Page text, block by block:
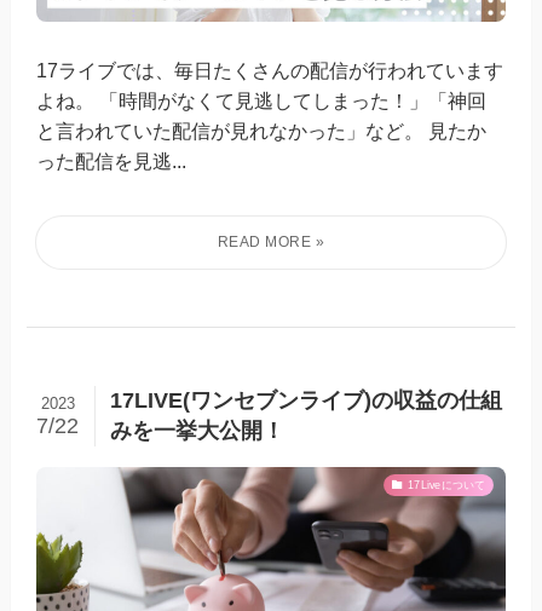
17ライブでは、毎日たくさんの配信が行われています
よね。 「時間がなくて見逃してしまった！」「神回
と言われていた配信が見れなかった」など。 見たか
った配信を見逃...
17LIVE(ワンセブンライブ)の収益の仕組
みを一挙大公開！
2023
7/22
17Liveについて